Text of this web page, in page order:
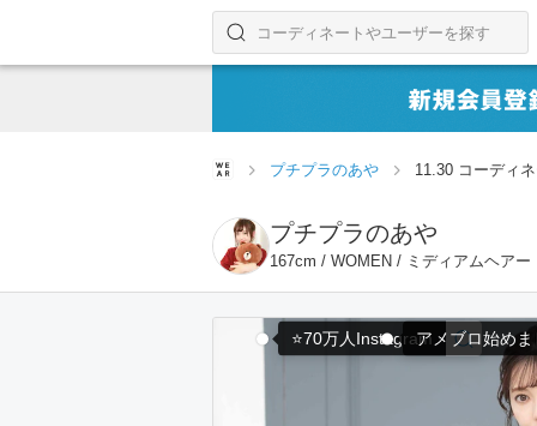
コーディネートやユーザーを探す
検索する
プチプラのあや 11.30 コーディネ
プチプラのあや
167cm / WOMEN / ミディアムヘアー
⭐️70万人Instagramアメブロ始めま